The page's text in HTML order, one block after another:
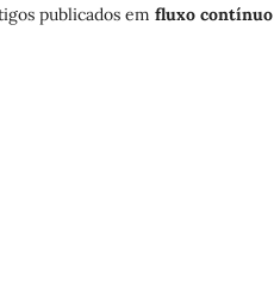
publicados em fluxo contínuo